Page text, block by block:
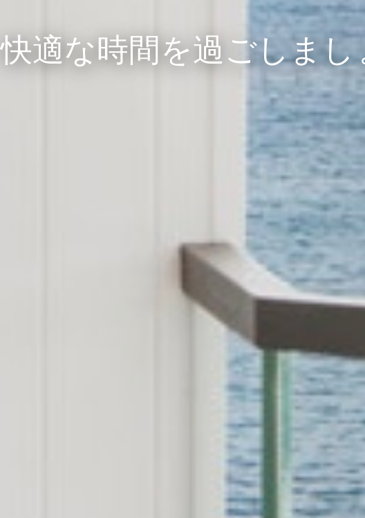
快適な時間を過ごしまし